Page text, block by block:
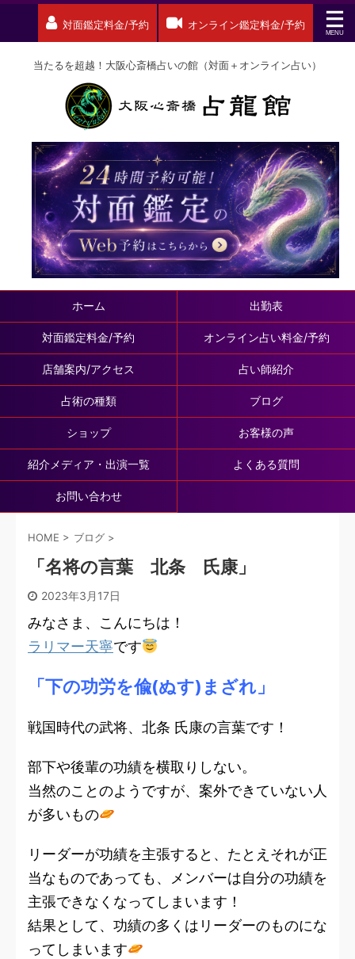
対面鑑定料金/予約 オンライン鑑定料金/予約
当たるを超越！大阪心斎橋占いの館（対面＋オンライン占い）
ホーム 出勤表
対面鑑定料金/予約 オンライン占い料金/予約
店舗案内/アクセス 占い師紹介
占術の種類 ブログ
ショップ お客様の声
紹介メディア・出演一覧 よくある質問
お問い合わせ
HOME > ブログ >
「名将の言葉 北条 氏康」
2023年3月17日
みなさま、こんにちは！
ラリマー天寧です
「下の功労を偸(ぬす)まざれ」
戦国時代の武将、北条 氏康の言葉です！
部下や後輩の功績を横取りしない。
当然のことのようですが、案外できていない人
が多いもの
リーダーが功績を主張すると、たとえそれが正
当なものであっても、メンバーは自分の功績を
主張できなくなってしまいます！
結果として、功績の多くはリーダーのものにな
ってしまいます